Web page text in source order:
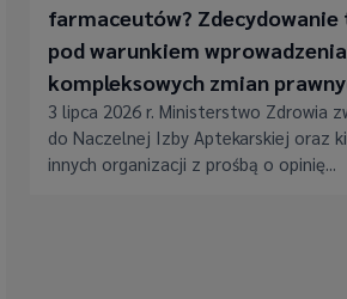
farmaceutów? Zdecydowanie
pod warunkiem wprowadzenia
kompleksowych zmian
3 lipca 2026 r. Ministerstwo Zdrowia
do Naczelnej Izby Aptekarskiej oraz
innych organizacji z prośbą o opinię...